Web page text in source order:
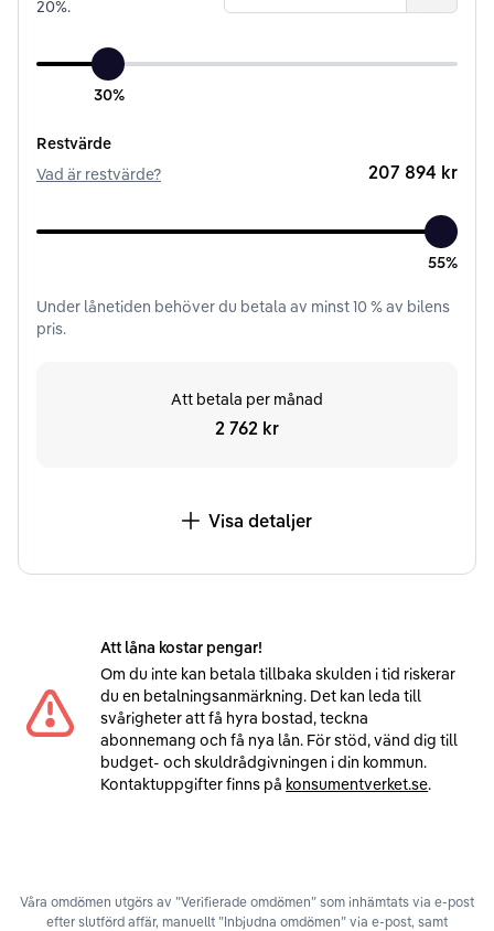
20%.
30%
Restvärde
Vad är restvärde?
207 894 kr
55%
Under lånetiden behöver du betala av minst10% av bilens
pris.
Att betala per månad
2 762 kr
Visa detaljer
Att låna kostar pengar!
Om du inte kan betala tillbaka skulden i tid riskerar
du en betalningsanmärkning. Det kan leda till
svårigheter att få hyra bostad, teckna
abonnemang och få nya lån. För stöd, vänd dig till
budget- och skuldrådgivningen i din kommun.
Kontaktuppgifter finns på konsumentverket.se.
Våra omdömen utgörs av ”Verifierade omdömen” som inhämtats via e-post
efter slutförd affär, manuellt ”Inbjudna omdömen” via e-post, samt